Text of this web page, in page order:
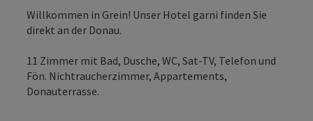
Willkommen in Grein! Unser Hotel garni finden Sie
direkt an der Donau.
11 Zimmer mit Bad, Dusche, WC, Sat-TV, Telefon und
Fön. Nichtraucherzimmer, Appartements,
Donauterrasse.